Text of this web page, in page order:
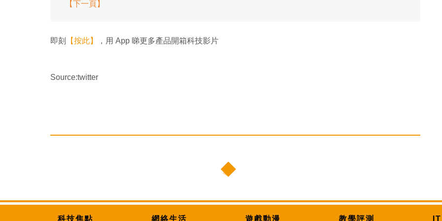
【下一頁】
即刻 【按此】 ，用 App 睇更多產品開箱科技影片
Source:twitter
科技焦點 網絡生活 遊戲動漫 教學評測